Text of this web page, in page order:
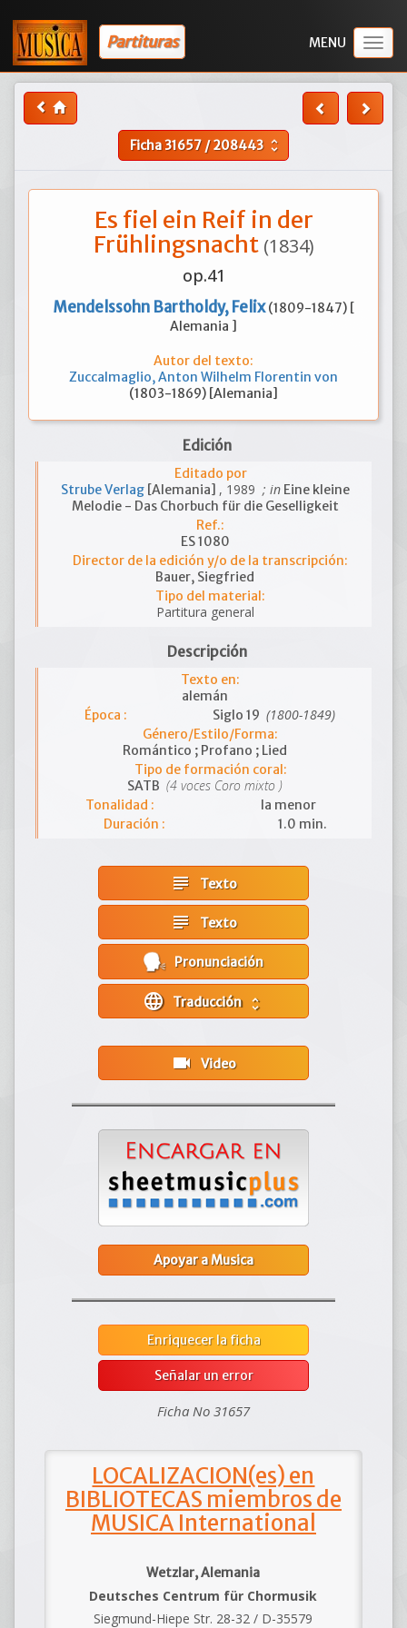
Partituras
Ficha31657/208443 unfold_more
Es fiel ein Reif in der
Frühlingsnacht (1834)
op.41
Mendelssohn Bartholdy, Felix (1809-1847) [
Alemania ]
Autor del texto:
Zuccalmaglio, Anton Wilhelm Florentin von
(1803-1869) [Alemania]
Edición
Editado por
Strube Verlag [Alemania] , 1989 ; inEine kleine
Melodie - Das Chorbuch für die Geselligkeit
Ref.:
ES 1080
Director de la edición y/o de la transcripción:
Bauer, Siegfried
Tipo del material:
Partitura general
Descripción
Texto en:
alemán
Época :
Siglo 19 (1800-1849)
Género/Estilo/Forma:
Romántico ; Profano ; Lied
Tipo de formación coral:
SATB (4 voces Coro mixto )
Tonalidad :
la menor
Duración :
1.0 min.
subject Texto
subject Texto
Pronunciación
language unfold_more
videocam Video
Apoyar a Musica
Enriquecer la ficha
Señalar un error
Ficha No 31657
LOCALIZACION(es) en
BIBLIOTECAS miembros de
MUSICA International
Wetzlar, Alemania
Deutsches Centrum für Chormusik
Siegmund-Hiepe Str. 28-32 / D-35579